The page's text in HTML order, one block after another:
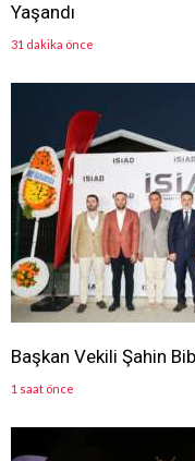
Yaşandı
31 dakika önce
Başkan Vekili Şahin
1 saat önce